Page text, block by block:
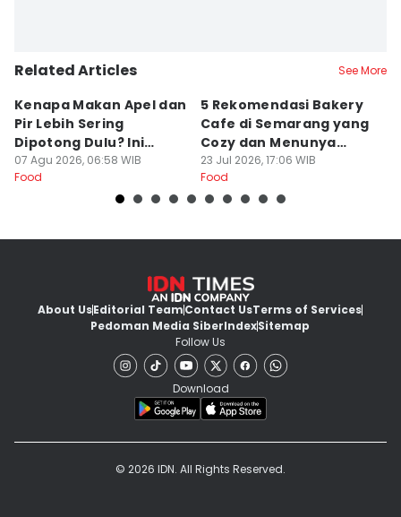
Related Articles See More
Kenapa Makan Apel dan
Pir Lebih Sering
Dipotong Dulu? Ini
Alasannya
07 Agu 2026, 06:58 WIB
Food
5 Rekomendasi Bakery
Cafe di Semarang yang
Cozy dan Menunya
Yummy
23 Jul 2026, 17:06 WIB
Food
About UsEditorial TeamContact UsTerms of Services
Pedoman Media SiberIndexSitemap
Follow Us
Download
© 2026 IDN. All Rights Reserved.